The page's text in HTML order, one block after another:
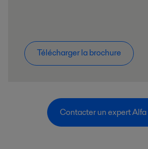
Télécharger la brochure
Contacter un expert Alfa